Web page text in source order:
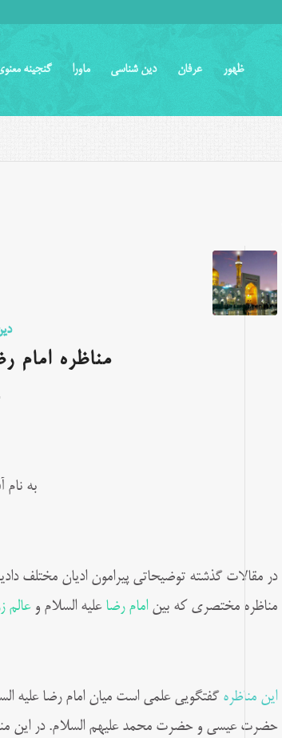
ظهور عرفان دین شناسی ماورا گنجینه
مناظره امام
به نام
در مقالات گذشته توضیحاتی پیرامون ادیان مختلف
مناظره مختصری که بینامام رضا علیه السلام وعالم
این مناظره گفتگویی علمی است میان امام رضا علیه
حضرت عیسی و حضرت محمد علیهم السلام. در این